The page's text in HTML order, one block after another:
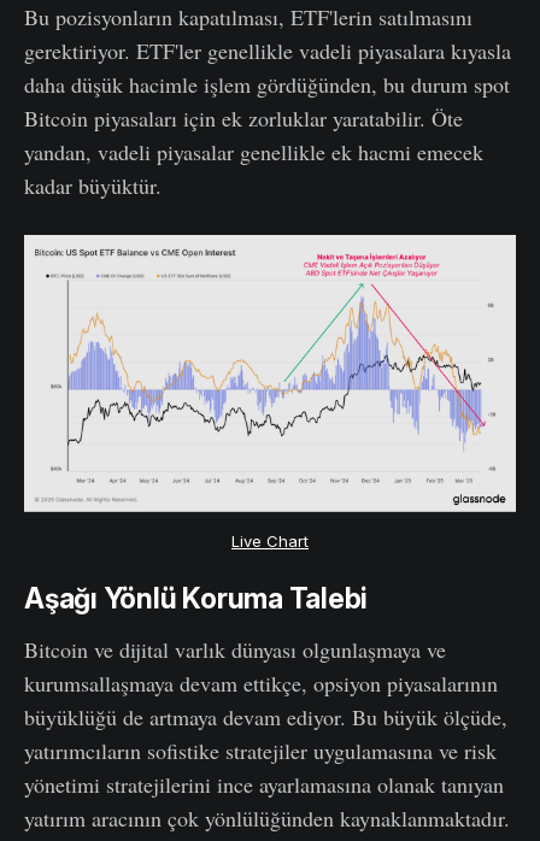
Bu pozisyonların kapatılması, ETF'lerin satılmasını
gerektiriyor. ETF'ler genellikle vadeli piyasalara kıyasla
daha düşük hacimle işlem gördüğünden, bu durum spot
Bitcoin piyasaları için ek zorluklar yaratabilir. Öte
yandan, vadeli piyasalar genellikle ek hacmi emecek
kadar büyüktür.
Live Chart
Aşağı Yönlü Koruma Talebi
Bitcoin ve dijital varlık dünyası olgunlaşmaya ve
kurumsallaşmaya devam ettikçe, opsiyon piyasalarının
büyüklüğü de artmaya devam ediyor. Bu büyük ölçüde,
yatırımcıların sofistike stratejiler uygulamasına ve risk
yönetimi stratejilerini ince ayarlamasına olanak tanıyan
yatırım aracının çok yönlülüğünden kaynaklanmaktadır.